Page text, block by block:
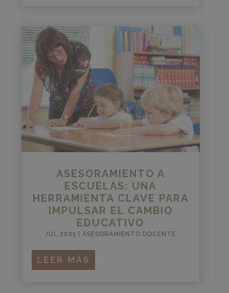
ASESORAMIENTO A
ESCUELAS: UNA
HERRAMIENTA CLAVE PARA
IMPULSAR EL CAMBIO
EDUCATIVO
JUL 2025 |ASESORAMIENTO DOCENTE
LEER MÁS